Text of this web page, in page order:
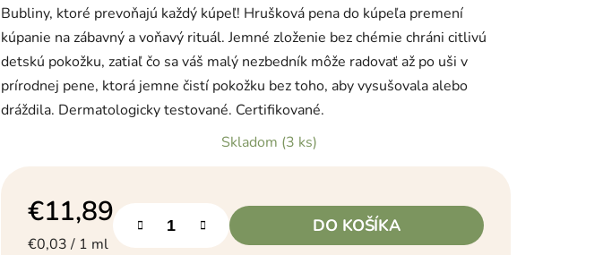
0,0
z
5
hviezdičiek.
Bubliny, ktoré prevoňajú každý kúpeľ! Hrušková pena do kúpeľa premení
kúpanie na zábavný a voňavý rituál. Jemné zloženie bez chémie chráni citlivú
detskú pokožku, zatiaľ čo sa váš malý nezbedník môže radovať až po uši v
prírodnej pene, ktorá jemne čistí pokožku bez toho, aby vysušovala alebo
dráždila. Dermatologicky testované. Certifikované.
Skladom (3 ks)
€11,89
Jednotková cena:
€0,03 / 1 ml
DO KOŠÍKA